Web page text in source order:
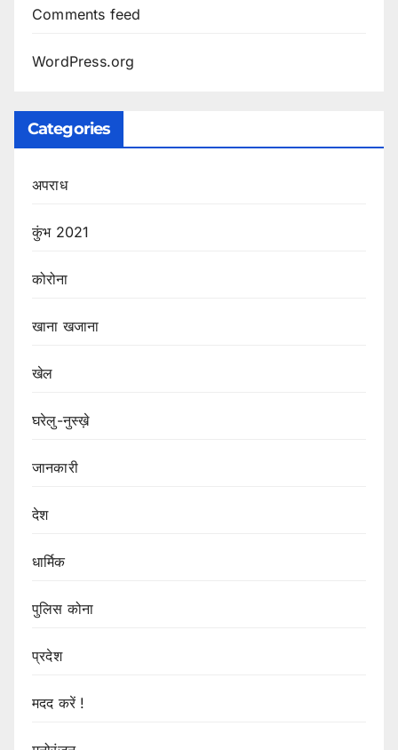
Comments feed
WordPress.org
Categories
अपराध
कुंभ 2021
कोरोना
खाना खजाना
खेल
घरेलु-नुस्ख़े
जानकारी
देश
धार्मिक
पुलिस कोना
प्रदेश
मदद करें !